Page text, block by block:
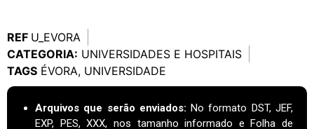
REF U_EVORA
CATEGORIA: UNIVERSIDADES E HOSPITAIS
TAGS ÉVORA, UNIVERSIDADE
Arquivos que serão enviados: No formato DST, JEF,
EXP, PES, XXX, nos tamanho informado e Folha de